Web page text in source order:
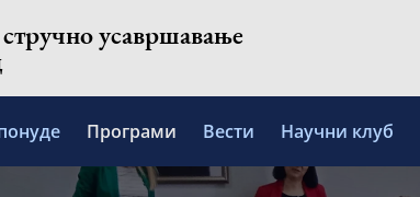
усавршавање
Програми Вести Научни клуб